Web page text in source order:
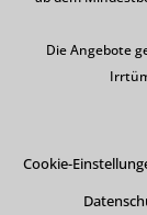
Die Angebote
Cookie-